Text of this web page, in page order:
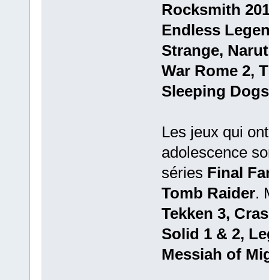
Rocksmith
Endless
Strange,
War Rome 2,
Sleeping
Les jeux qui
adolescence
séries Final
Tomb Raider.
Tekken 3,
Solid 1 & 2,
Messiah of